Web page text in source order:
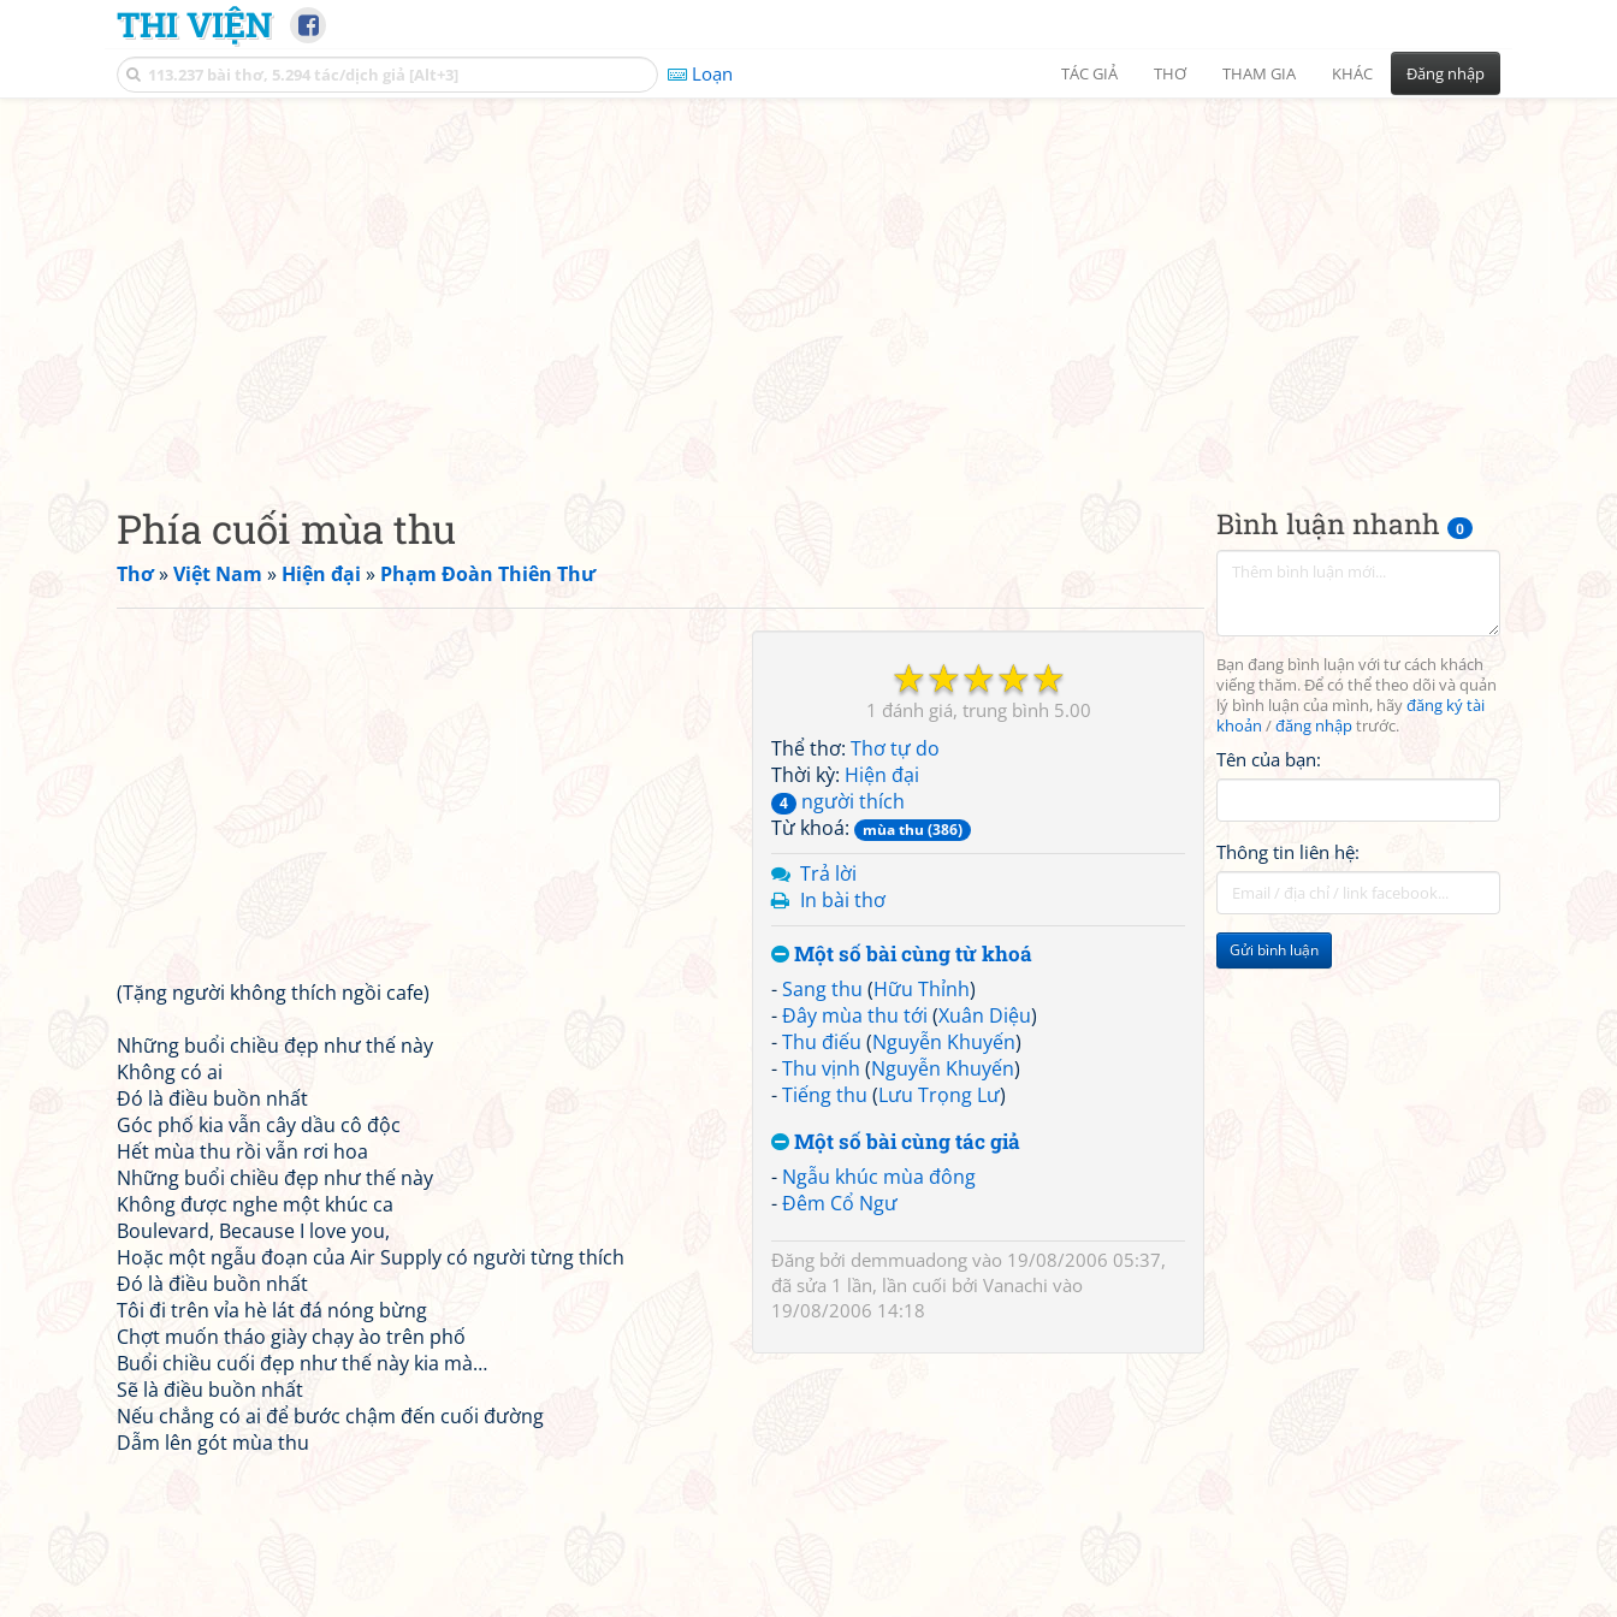
THI VIỆN
Loạn TÁC GIẢ THƠ THAM GIA KHÁC Đăng nhập
Bình luận nhanh 0
Bạn đang bình luận với tư cách khách
viếng thăm. Để có thể theo dõi và quản
lý bình luận của mình, hãyđăng ký tài
khoản /đăng nhậptrước.
Tên của bạn:
Thông tin liên hệ:
Gửi bình luận
Phía cuối mùa thu
Thơ»Việt Nam » Hiện đại » Phạm Đoàn Thiên Thư
☆
☆
☆
☆
☆
1 5.00
Thể thơ: Thơ tự do
Thời kỳ: Hiện đại
4
người thích
Từ khoá:
mùa thu (386)
Trả lời
In bài thơ
Một số bài cùng từ khoá
-Sang thu (Hữu Thỉnh)
-Đây mùa thu tới (Xuân Diệu)
-Thu điếu (Nguyễn Khuyến)
-Thu vịnh (Nguyễn Khuyến)
-Tiếng thu (Lưu Trọng Lư)
Một số bài cùng tác giả
- Ngẫu khúc mùa đông
-Đêm Cổ Ngư
Đăng bởi demmuadong vào 19/08/2006 05:37,
đã sửa 1 lần, lần cuối bởi Vanachi vào
19/08/2006 14:18
(Tặng người không thích ngồi cafe)
Những buổi chiều đẹp như thế này
Không có ai
Đó là điều buồn nhất
Góc phố kia vẫn cây dầu cô độc
Hết mùa thu rồi vẫn rơi hoa
Những buổi chiều đẹp như thế này
Không được nghe một khúc ca
Boulevard, Because I love you,
Hoặc một ngẫu đoạn của Air Supply có người từng thích
Đó là điều buồn nhất
Tôi đi trên vỉa hè lát đá nóng bừng
Chợt muốn tháo giày chạy ào trên phố
Buổi chiều cuối đẹp như thế này kia mà…
Sẽ là điều buồn nhất
Nếu chẳng có ai để bước chậm đến cuối đường
Dẫm lên gót mùa thu